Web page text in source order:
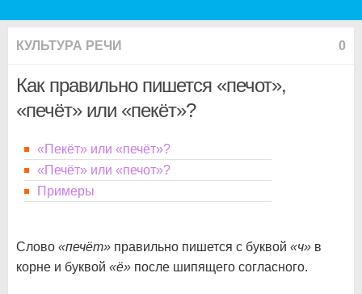
КУЛЬТУРА РЕЧИ 0
Как правильно пишется «печот»,
«печёт» или «пекёт»?
«Пекёт» или «печёт»?
«Печёт» или «печот»?
Примеры
Слово «печёт» правильно пишется с буквой «ч» в
корне и буквой «ё» после шипящего согласного.